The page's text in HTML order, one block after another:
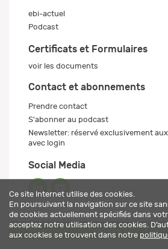
ebi-actuel
Podcast
Certificats et Formulaires
voir les documents
Contact et abonnements
Prendre contact
S'abonner au podcast
Newsletter: réservé exclusivement
avec login
Social Media
Ce site Internet utilise des cookies.
En poursuivant la navigation sur ce site
de cookies actuellement spécifiés dans
acceptez notre utilisation des cookies.
aux cookies se trouvent dans notre